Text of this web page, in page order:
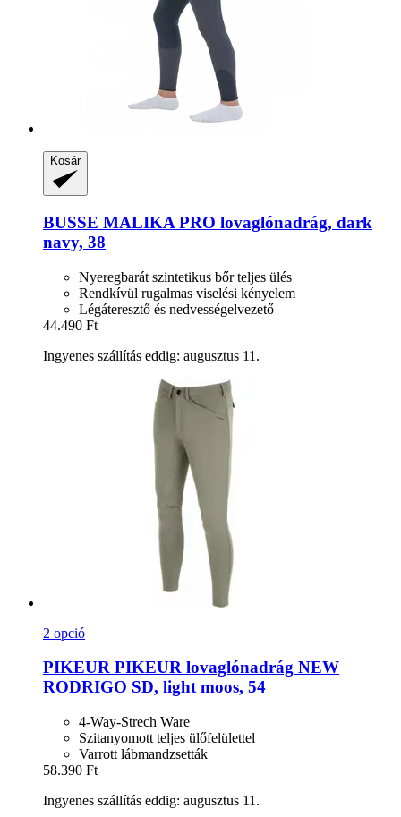
Kosár
BUSSE MALIKA PRO lovaglónadrág, dark
navy, 38
Nyeregbarát szintetikus bőr teljes ülés
Rendkívül rugalmas viselési kényelem
Légáteresztő és nedvességelvezető
44.490 Ft
Ingyenes szállítás eddig: augusztus 11.
2 opció
PIKEUR PIKEUR lovaglónadrág NEW
RODRIGO SD, light moos, 54
4-Way-Strech Ware
Szitanyomott teljes ülőfelülettel
Varrott lábmandzsetták
58.390 Ft
Ingyenes szállítás eddig: augusztus 11.